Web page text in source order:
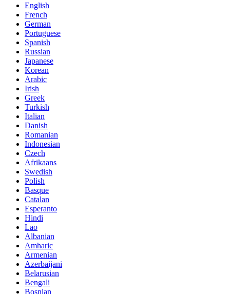
English
French
German
Portuguese
Spanish
Russian
Japanese
Korean
Arabic
Irish
Greek
Turkish
Italian
Danish
Romanian
Indonesian
Czech
Afrikaans
Swedish
Polish
Basque
Catalan
Esperanto
Hindi
Lao
Albanian
Amharic
Armenian
Azerbaijani
Belarusian
Bengali
Bosnian